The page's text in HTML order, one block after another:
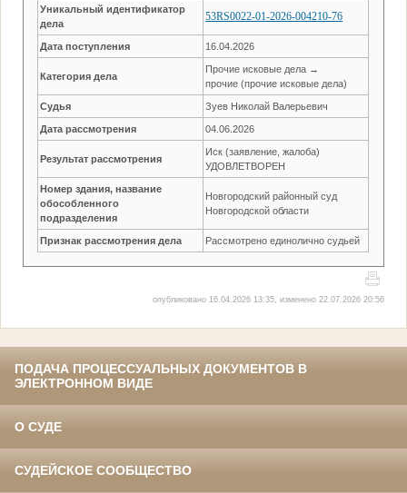
Уникальный идентификатор
дела
53RS0022-01-2026-004210-76
Дата поступления 16.04.2026
Категория дела
Прочие исковые дела →
прочие (прочие исковые дела)
Судья Зуев Николай Валерьевич
Дата рассмотрения 04.06.2026
Результат рассмотрения
Иск (заявление, жалоба)
УДОВЛЕТВОРЕН
Номер здания, название
обособленного
подразделения
Новгородский районный суд
Новгородской области
Признак рассмотрения дела Рассмотрено единолично судьей
опубликовано 16.04.2026 13:35, изменено 22.07.2026 20:56
ПОДАЧА ПРОЦЕССУАЛЬНЫХ ДОКУМЕНТОВ В
ЭЛЕКТРОННОМ ВИДЕ
О СУДЕ
СУДЕЙСКОЕ СООБЩЕСТВО